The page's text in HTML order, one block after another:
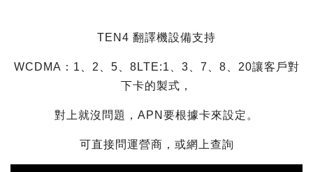
TEN4 翻譯機設備支持
WCDMA：1、2、5、8LTE:1、3、7、8、20讓客戶對
下卡的製式，
對上就沒問題，APN要根據卡來設定。
可直接問運營商，或網上查詢